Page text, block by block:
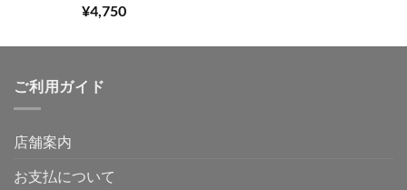
5段階中
5.00
¥4,750
ご利用ガイド
店舗案内
お支払について